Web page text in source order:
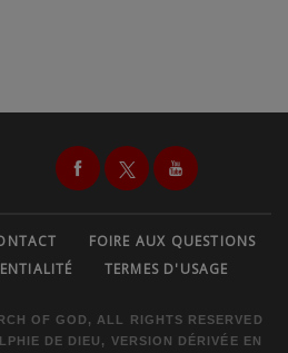
FOIRE AUX QUESTIONS
TERMES D'USAGE
OF GOD, ALL RIGHTS RESERVED
DE DIEU, VERSION DÉRIVÉE EN